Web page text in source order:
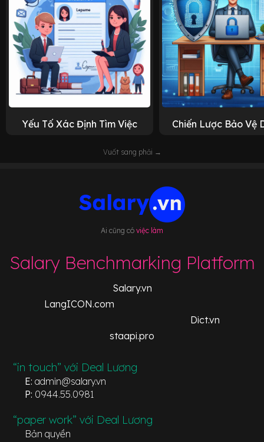
Yếu Tố Xác Định Tìm Việc Chiến Lược Bảo Vệ
Vuốt sang phải →
Ai cũng có việc làm
Salary Benchmarking Platform
Salary.vn
LangICON.com
Dict.vn
staapi.pro
“in touch” với Deal Lương
E: admin@salary.vn
P: 0944.55.0981
“paper work” với Deal Lương
Bản quyền